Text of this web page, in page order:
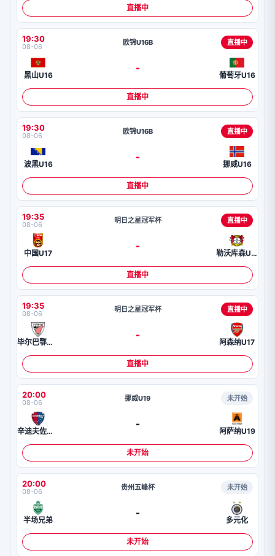
直播中
19:30
08-06 欧锦U16B 直播中
黑山U16
-
葡萄牙U16
直播中
19:30
08-06 欧锦U16B 直播中
波黑U16
-
挪威U16
直播中
19:35
08-06 明日之星冠军杯 直播中
中国U17
-
勒沃库森U17
直播中
19:35
08-06 明日之星冠军杯 直播中
毕尔巴鄂竞技U17
-
阿森纳U17
直播中
20:00
08-06 挪威U19 未开始
辛迪夫佐特U19
-
阿萨纳U19
未开始
20:00
08-06 贵州五峰杯 未开始
半场兄弟
-
多元化
未开始